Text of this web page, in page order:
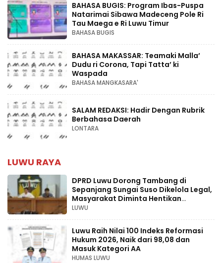
BAHASA BUGIS: Program Ibas-Puspa
Natarimai Sibawa Madeceng Pole Ri
Tau Maega e Ri Luwu Timur
BAHASA BUGIS
BAHASA MAKASSAR: Teamaki Malla’
Dudu ri Corona, Tapi Tatta’ ki
Waspada
BAHASA MANGKASARA'
SALAM REDAKSI: Hadir Dengan Rubrik
Berbahasa Daerah
LONTARA
LUWU RAYA
DPRD Luwu Dorong Tambang di
Sepanjang Sungai Suso Dikelola Legal,
Masyarakat Diminta Hentikan
Aktivitas Ilegal
LUWU
Luwu Raih Nilai 100 Indeks Reformasi
Hukum 2026, Naik dari 98,08 dan
Masuk Kategori AA
HUMAS LUWU